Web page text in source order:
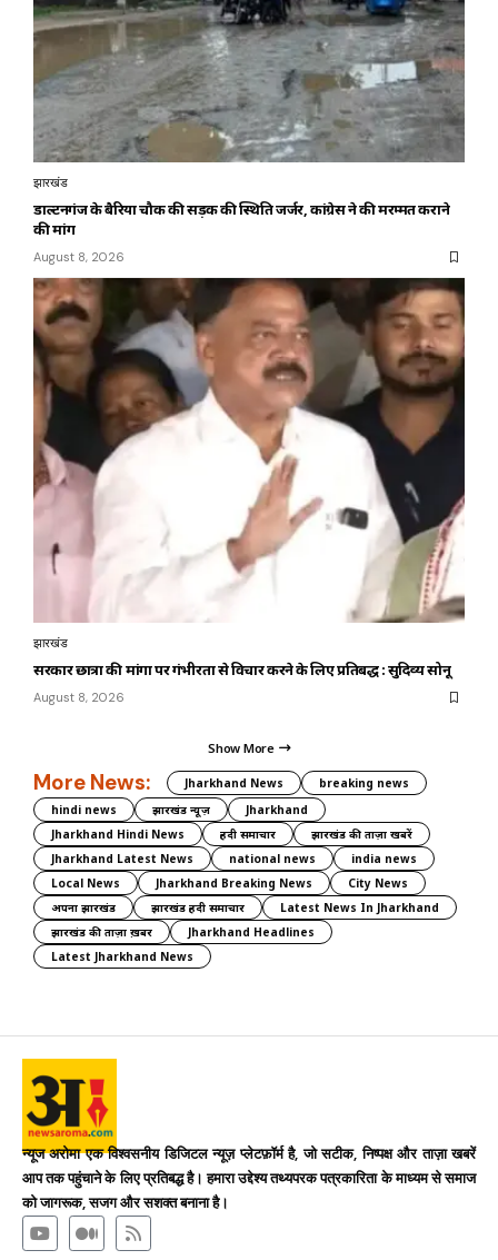
झारखंड
डाल्टनगंज के बैरिया चौक की सड़क की स्थिति जर्जर, कांग्रेस ने की मरम्मत कराने
की मांग
August 8, 2026
झारखंड
सरकार छात्रों की मांगों पर गंभीरता से विचार करने के लिए प्रतिबद्ध : सुदिव्य सोनू
August 8, 2026
Show More
More News: Jharkhand News
breaking news
hindi news
झारखंड न्यूज़
Jharkhand
Jharkhand Hindi News
हिंदी समाचार
झारखंड की ताज़ा खबरें
Jharkhand Latest News
national news
india news
Local News
Jharkhand Breaking News
City News
अपना झारखंड
झारखंड हिंदी समाचार
Latest News In Jharkhand
झारखंड की ताज़ा ख़बर
Jharkhand Headlines
Latest Jharkhand News
न्यूज अरोमा एक विश्वसनीय डिजिटल न्यूज़ प्लेटफ़ॉर्म है, जो सटीक, निष्पक्ष और ताज़ा खबरें
आप तक पहुंचाने के लिए प्रतिबद्ध है। हमारा उद्देश्य तथ्यपरक पत्रकारिता के माध्यम से समाज
को जागरूक, सजग और सशक्त बनाना है।